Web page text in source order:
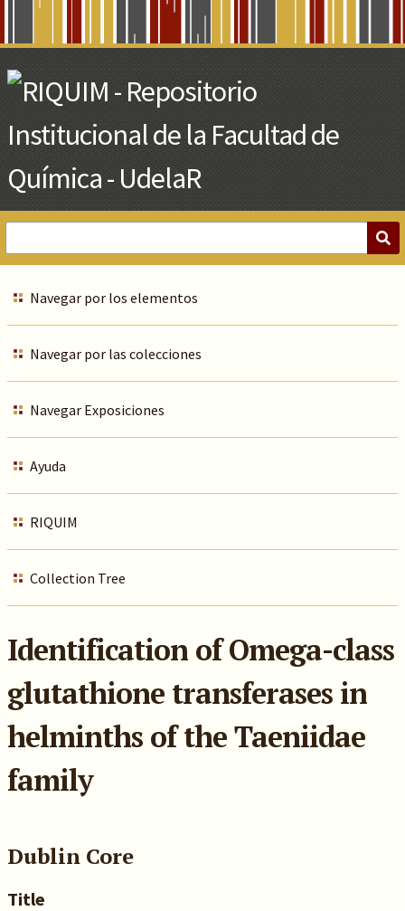
Main
Content
Navegar por los elementos
Navegar por las colecciones
Navegar Exposiciones
Ayuda
RIQUIM
Collection Tree
Identification of Omega-class
glutathione transferases in
helminths of the Taeniidae
family
Dublin Core
Title